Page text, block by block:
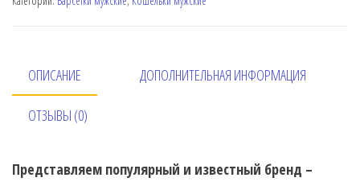
ОПИСАНИЕ ДОПОЛНИТЕЛЬНАЯ ИНФОРМАЦИЯ
ОТЗЫВЫ (0)
Представляем популярный и известный бренд –